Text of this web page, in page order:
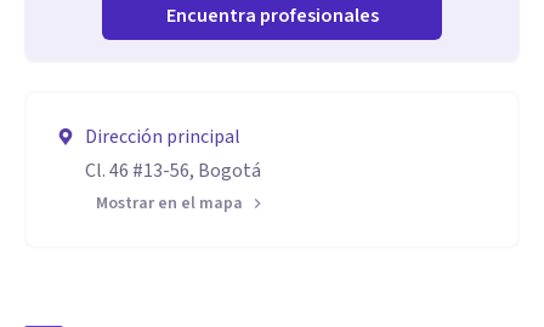
Encuentra profesionales
Dirección principal
Cl. 46 #13-56, Bogotá
Mostrar en el mapa